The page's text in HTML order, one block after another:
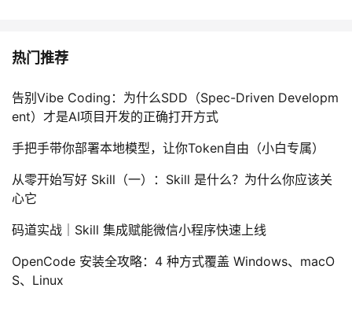
热门推荐
告别Vibe Coding：为什么SDD（Spec-Driven Developm
ent）才是AI项目开发的正确打开方式
手把手带你部署本地模型，让你Token自由（小白专属）
从零开始写好 Skill（一）：Skill 是什么？为什么你应该关
心它
码道实战｜Skill 集成赋能微信小程序快速上线
OpenCode 安装全攻略：4 种方式覆盖 Windows、macO
S、Linux